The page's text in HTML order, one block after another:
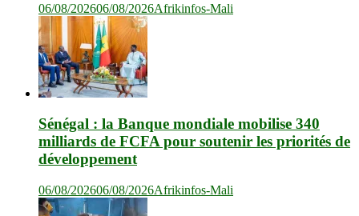
06/08/202606/08/2026Afrikinfos-Mali
Sénégal : la Banque mondiale mobilise 340
milliards de FCFA pour soutenir les priorités de
développement
06/08/202606/08/2026Afrikinfos-Mali